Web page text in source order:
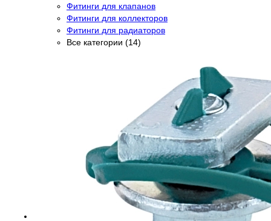
Фитинги для клапанов
Фитинги для коллекторов
Фитинги для радиаторов
Все категории (14)